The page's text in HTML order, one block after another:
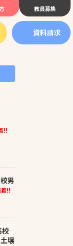
教員募集
資料請求
!!
男
着!!
校
壌